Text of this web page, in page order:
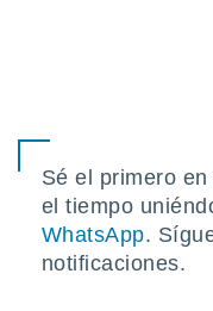
Sé el primero
el tiempo
WhatsApp.
notificaciones.